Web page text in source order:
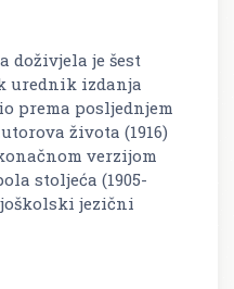
doživjela je šest
urednik izdanja
prema posljednjem
života (1916)
verzijom
stoljeća (1905-
jezični